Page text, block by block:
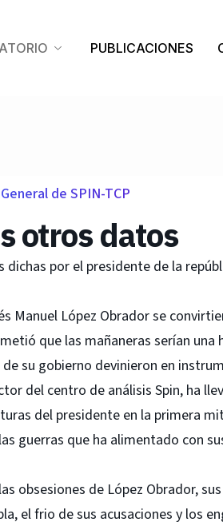
PUBLICACIONES
de SPIN-TCP
otros datos
por el presidente de la
Manuel López Obrador se
que las mañaneras serían una
su gobierno devinieron en
del centro de análisis Spin, ha
del presidente en la primera
guerras que ha alimentado con
obsesiones de López Obrador,
el frio de sus acusaciones y los